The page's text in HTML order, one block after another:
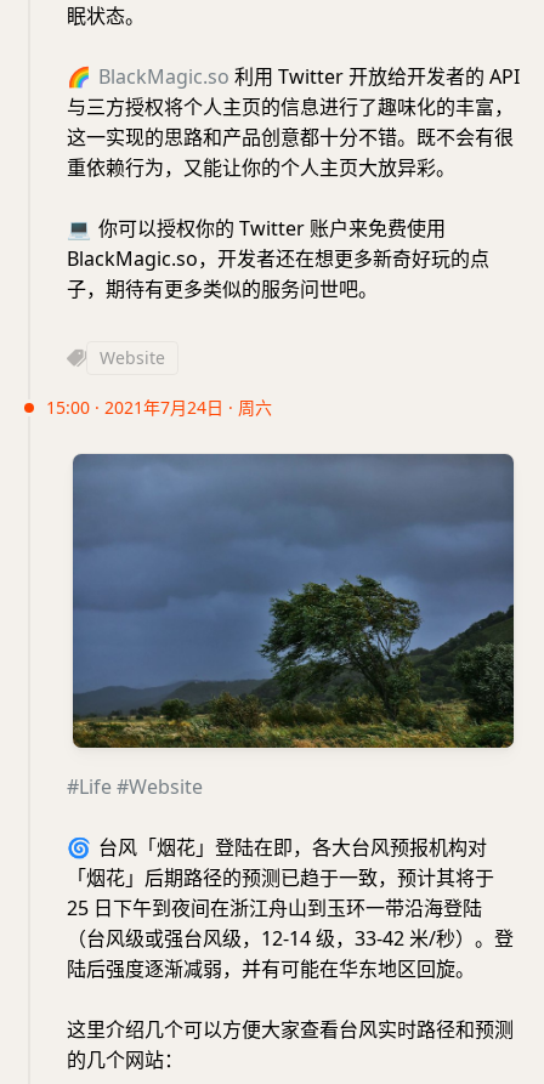
眠状态。
🌈 BlackMagic.so 利用 Twitter 开放给开发者的 API
与三方授权将个人主页的信息进行了趣味化的丰富，
这一实现的思路和产品创意都十分不错。既不会有很
重依赖行为，又能让你的个人主页大放异彩。
💻 你可以授权你的 Twitter 账户来免费使用
BlackMagic.so，开发者还在想更多新奇好玩的点
子，期待有更多类似的服务问世吧。
Website
15:00 · 2021年7月24日 · 周六
#Life#Website
🌀 台风「烟花」登陆在即，各大台风预报机构对
「烟花」后期路径的预测已趋于一致，预计其将于
25 日下午到夜间在浙江舟山到玉环一带沿海登陆
（台风级或强台风级，12-14 级，33-42 米/秒）。登
陆后强度逐渐减弱，并有可能在华东地区回旋。
这里介绍几个可以方便大家查看台风实时路径和预测
的几个网站：